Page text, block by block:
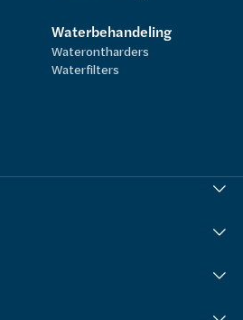
Waterbehandeling
Waterontharders
Waterfilters